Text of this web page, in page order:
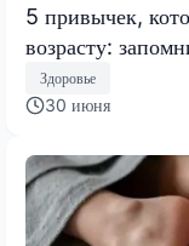
5 привычек,
возрасту:
Здоровье
30 июня